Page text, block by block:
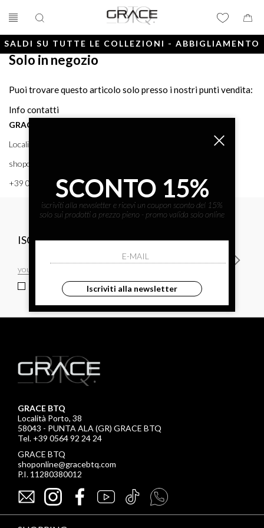
SALDI SU TUTTE LE COLLEZIONI - ABBIGLIAMENTO
Solo in negozio
Puoi trovare questo articolo solo presso i nostri punti vendita:
Info contatti
GRACE BTQ
Località Porto, 38 58043 - PUNTA ALA (GR) GRACE BTQ
shoponline@gracebtq.com
+39 0564 92 24 24
ISCRIVITI ALLA NEWSLETTER
ho letto ed accettato le condizioni sulla privacy.
GRACE BTQ
Località Porto, 38
58043 - PUNTA ALA (GR) GRACE BTQ
Tel. +39 0564 92 24 24
GRACE BTQ
shoponline@gracebtq.com
P.I. 11280380012
SCONTO 15%
iscriviti alla newsletter e ricevi un coupon sconto del 15%
solo sui prodotti a prezzo pieno - promo valida solo online
Iscriviti alla newsletter